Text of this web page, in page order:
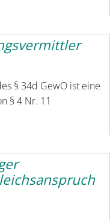
§ 34d GewO ist eine
§ 4 Nr. 11